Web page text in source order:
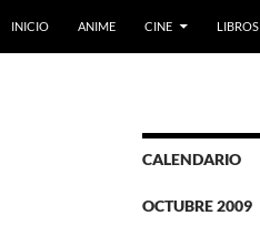
INICIO ANIME CINE LIBROS
CALENDARIO
OCTUBRE 2009